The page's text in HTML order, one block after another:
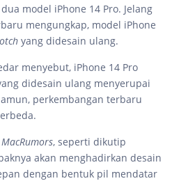
model iPhone 14 Pro. Jelang
mengungkap, model iPhone
yang didesain ulang.
menyebut, iPhone 14 Pro
didesain ulang menyerupai
perkembangan terbaru
MacRumors, seperti dikutip
akan menghadirkan desain
dengan bentuk pil mendatar